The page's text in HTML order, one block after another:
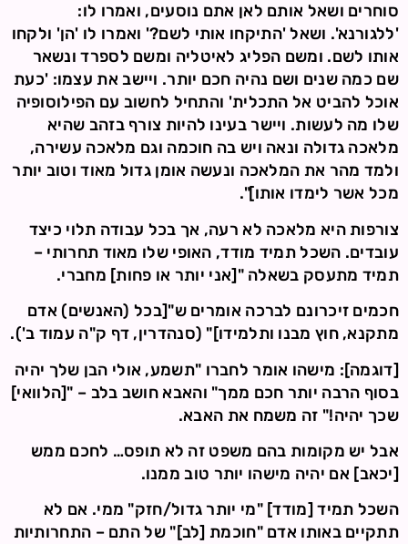
סוחרים ושאל אותם לאן אתם נוסעים, ואמרו לו:
'ללגורנא'. ושאל 'התיקחו אותי לשם?' ואמרו לו 'הן' ולקחו
אותו לשם. ומשם הפליג לאיטליה ומשם לספרד ונשאר
שם כמה שנים ושם נהיה חכם יותר. ויישב את עצמו: 'כעת
אוכל להביט אל התכלית' והתחיל לחשוב עם הפילוסופיה
שלו מה לעשות. ויישר בעינו להיות צורף בזהב שהיא
מלאכה גדולה ונאה ויש בה חוכמה וגם מלאכה עשירה,
ולמד מהר את המלאכה ונעשה אומן גדול מאוד וטוב יותר
מכל אשר לימדו אותו]".
צורפות היא מלאכה לא רעה, אך בכל עבודה תלוי כיצד
עובדים. השכל תמיד מודד, האופי שלו מאוד תחרותי –
תמיד מתעסק בשאלה "[אני יותר או פחות] מחברי.
חכמים זיכרונם לברכה אומרים ש"[בכל (האנשים) אדם
מתקנא, חוץ מבנו ותלמידו]" (סנהדרין, דף ק"ה עמוד ב').
[דוגמה]: מישהו אומר לחברו "תשמע, אולי הבן שלך יהיה
בסוף הרבה יותר חכם ממך" והאבא חושב בלב – "[הלוואי]
שכך יהיה!" זה משמח את האבא.
אבל יש מקומות בהם משפט זה לא תופס… לחכם ממש
[יכאב] אם יהיה מישהו יותר טוב ממנו.
השכל תמיד [מודד] "מי יותר גדול/חזק" ממי. אם לא
תתקיים באותו אדם "חוכמת [לב]" של התם – התחרותיות